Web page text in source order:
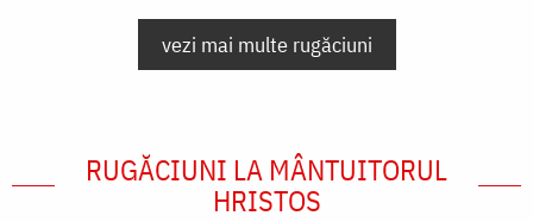
vezi mai multe rugăciuni
RUGĂCIUNI LA MÂNTUITORUL
HRISTOS